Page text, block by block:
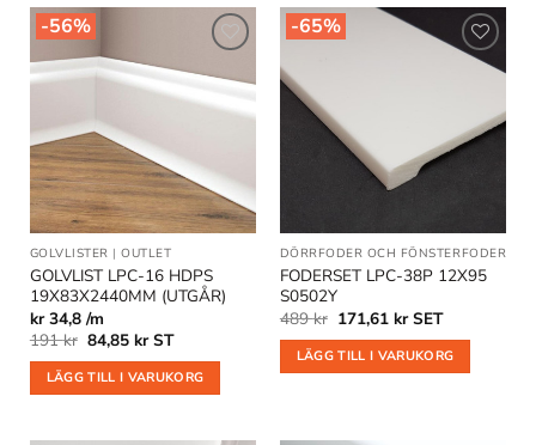
-56%
i
GOLVLISTER |OUTLET
GOLVLIST LPC-16 HDPS
19X83X2440MM (UTGÅR)
kr 34,8 /m
191kr Det
ursprungliga
priset
var:
191 kr.
84,85 krDet
nuvarande
priset
är:
84,85 kr.
ST
LÄGG TILL I VARUKORG
-65%
önskelistan
DÖRRFODER OCH FÖNSTERFODER
FODERSET LPC-38P 12X95
S0502Y
489kr Det
ursprungliga
priset
var:
489 kr.
171,61 krDet
nuvarande
priset
är:
171,61 kr.
SET
LÄGG TILL I VARUKORG